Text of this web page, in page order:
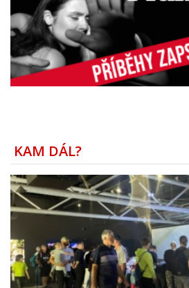
KAM DÁL?